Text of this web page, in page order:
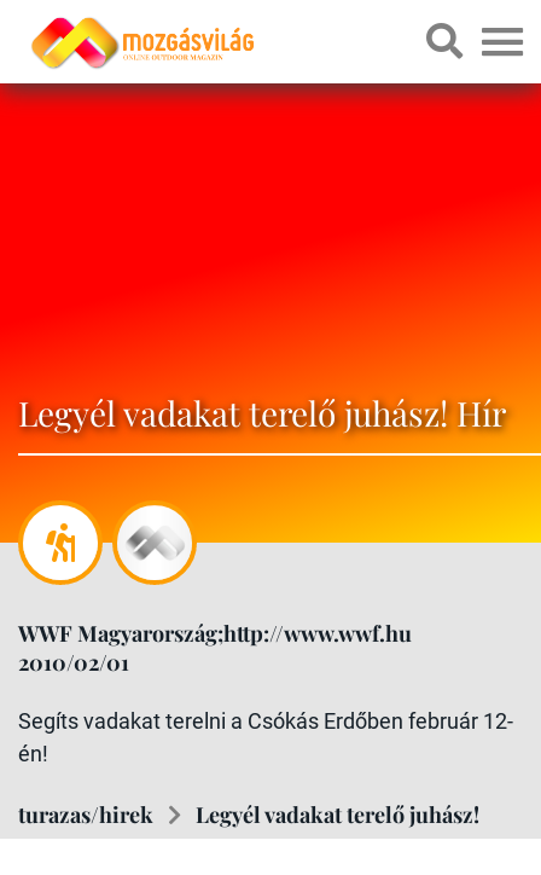
Legyél vadakat terelő juhász! Hír
WWF Magyarország;http://www.wwf.hu
2010/02/01
Segíts vadakat terelni a Csókás Erdőben február 12-
én!
turazas/hirek Legyél vadakat terelő juhász!